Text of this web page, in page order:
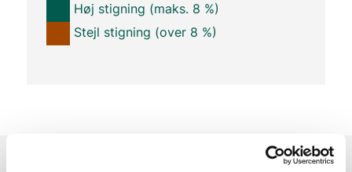
Høj stigning (maks. 8 %)
Stejl stigning (over 8 %)